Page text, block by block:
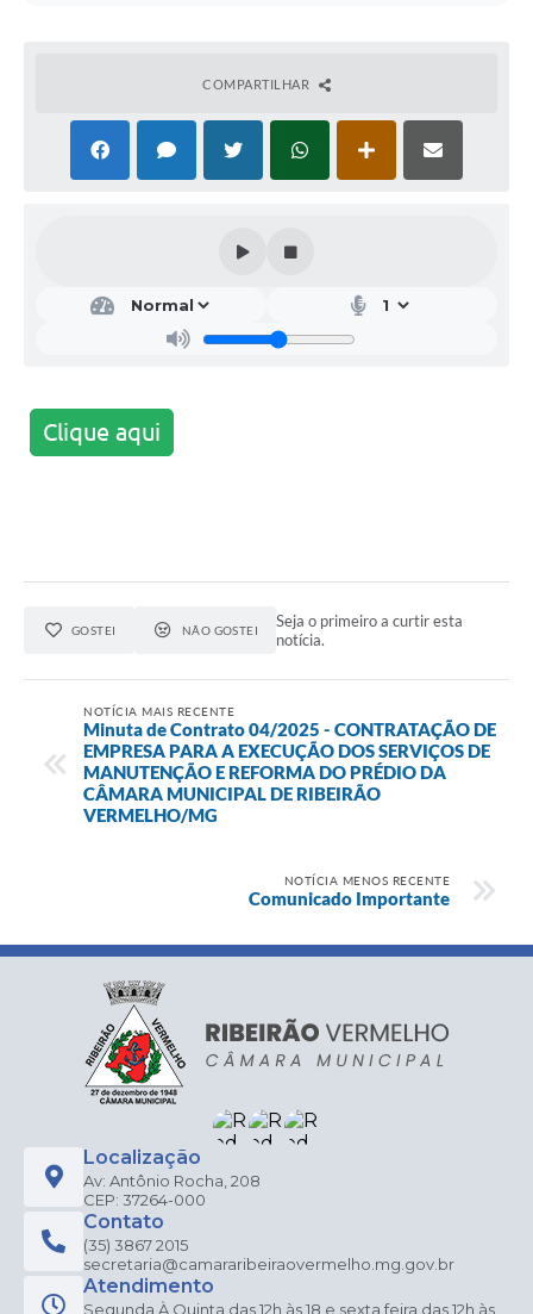
COMPARTILHAR
Clique aqui
GOSTEI NÃO GOSTEI
Seja o primeiro a curtir esta
notícia.
NOTÍCIA MAIS RECENTE
Minuta de Contrato 04/2025 - CONTRATAÇÃO DE
EMPRESA PARA A EXECUÇÃO DOS SERVIÇOS DE
MANUTENÇÃO E REFORMA DO PRÉDIO DA
CÂMARA MUNICIPAL DE RIBEIRÃO
VERMELHO/MG
NOTÍCIA MENOS RECENTE
Comunicado Importante
Localização
Av: Antônio Rocha, 208
CEP: 37264-000
Contato
(35) 3867 2015
secretaria@camararibeiraovermelho.mg.gov.br
Atendimento
Segunda À Quinta das 12h às 18 e sexta feira das 12h às